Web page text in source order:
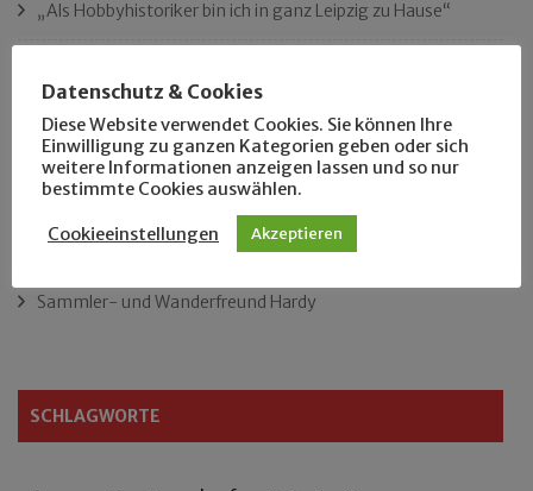
„Als Hobbyhistoriker bin ich in ganz Leipzig zu Hause“
Der Leipziger Schmiedetag von 1904
Rennfahrer in Schönefeld und Zschocher
Zu Fuß durch Anger-Crottendorf
Sammler- und Wanderfreund Hardy
SCHLAGWORTE
Datenschutz & Cookies
Diese Website verwendet Cookies. Sie können Ihre
Einwilligung zu ganzen Kategorien geben oder sich
weitere Informationen anzeigen lassen und so nur
bestimmte Cookies auswählen.
Cookieeinstellungen Akzeptieren